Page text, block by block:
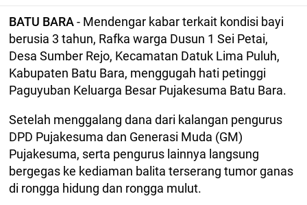
BATU BARA- Mendengar kabar terkait kondisi bayi
berusia 3 tahun, Rafka warga Dusun 1 Sei Petai,
Desa Sumber Rejo, Kecamatan Datuk Lima Puluh,
Kabupaten Batu Bara, menggugah hati petinggi
Paguyuban Keluarga Besar Pujakesuma Batu Bara.
Setelah menggalang dana dari kalangan pengurus
DPD Pujakesuma dan Generasi Muda (GM)
Pujakesuma, serta pengurus lainnya langsung
bergegas ke kediaman balita terserang tumor ganas
di rongga hidung dan rongga mulut.